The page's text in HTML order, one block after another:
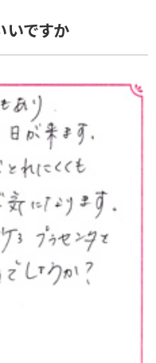
いですか